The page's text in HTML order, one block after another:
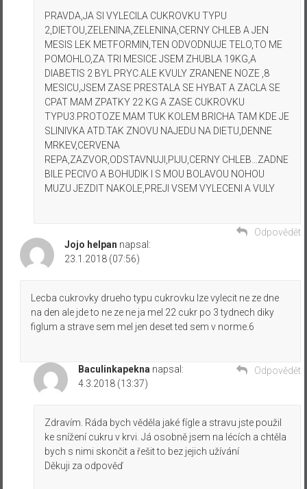
PRAVDA,JA SI VYLECILA CUKROVKU TYPU
2,DIETOU,ZELENINA,ZELENINA,CERNY CHLEB A JEN
MESIS LEK METFORMIN,TEN ODVODNUJE TELO,TO ME
POMOHLO,ZA TRI MESICE JSEM ZHUBLA 19KG,A
DIABETIS 2 BYL PRYC.ALE KVULY ZRANENE NOZE ,8
MESICU,JSEM ZASE PRESTALA SE HYBAT A ZACLA SE
CPAT MAM ZPATKY 22 KG A ZASE CUKROVKU
TYPU3.PROTOZE MAM TUK KOLEM BRICHA TAM KDE JE
SLINIVKA ATD.TAK ZNOVU NAJEDU NA DIETU,DENNE
MRKEV,CERVENA
REPA,ZAZVOR,ODSTAVNUJI,PIJU,CERNY CHLEB…ZADNE
BILE PECIVO A BOHUDIK I S MOU BOLAVOU NOHOU
MUZU JEZDIT NAKOLE,PREJI VSEM VYLECENI A VULY
Odpovědět
Jojo helpan napsal:
23.1.2018 (07:56)
Lecba cukrovky drueho typu cukrovku lze vylecit ne ze dne
na den ale jde to ne ze ne ja mel 22 cukr po 3 tydnech diky
figlum a strave sem mel jen deset ted sem v norme.6
Odpovědět
Baculinkapekna napsal:
4.3.2018 (13:37)
Zdravím. Ráda bych věděla jaké fígle a stravu jste použil
ke snížení cukru v krvi. Já osobně jsem na lécích a chtěla
bych s nimi skončit a řešit to bez jejich užívání
Děkuji za odpověď